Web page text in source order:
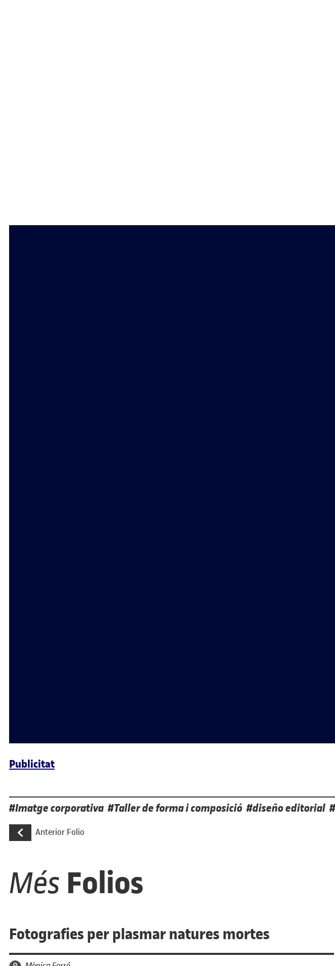
Publicitat
Etiquetes
Imatge corporativa Taller de forma i composició diseño editorial
Navegació d'entrades
Anterior Folio
Més Folios
Fotografies per plasmar natures mortes